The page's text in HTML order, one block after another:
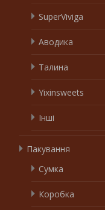
SuperViviga
Аводика
Талина
Yixinsweets
Інші
Пакування
Сумка
Коробка